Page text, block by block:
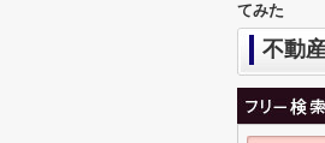
てみた
不動